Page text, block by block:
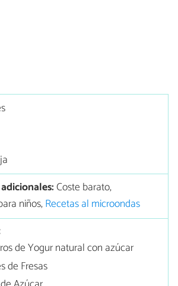
Coste barato,
niños,Recetas al microondas
de Yogur natural con azúcar
de Fresas